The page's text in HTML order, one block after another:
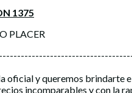
1375
PLACER
oficial y queremos brindarte
incomparables y con la